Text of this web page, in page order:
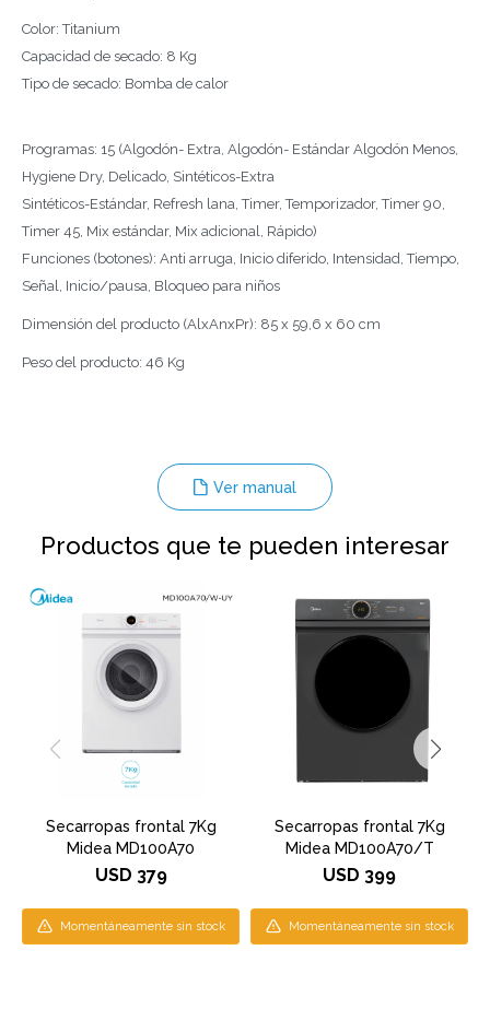
Color: Titanium
Capacidad de secado: 8 Kg
Tipo de secado: Bomba de calor
Programas: 15 (Algodón- Extra, Algodón- Estándar Algodón Menos,
Hygiene Dry, Delicado, Sintéticos-Extra
Sintéticos-Estándar, Refresh lana, Timer, Temporizador, Timer 90,
Timer 45, Mix estándar, Mix adicional, Rápido)
Funciones (botones): Anti arruga, Inicio diferido, Intensidad, Tiempo,
Señal, Inicio/pausa, Bloqueo para niños
Dimensión del producto (AlxAnxPr): 85 x 59,6 x 60 cm
Peso del producto: 46 Kg
Ver manual
Productos que te pueden interesar
Secarropas frontal 7Kg
Midea MD100A70
USD 379
Momentáneamente sin stock
Secarropas frontal 7Kg
Midea MD100A70/T
USD 399
Momentáneamente sin stock